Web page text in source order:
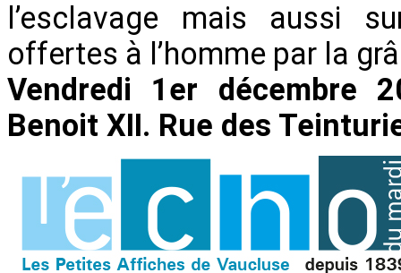
l’esclavage mais aussi
offertes à l’homme par la
Vendredi 1er décembre
Benoit XII. Rue des